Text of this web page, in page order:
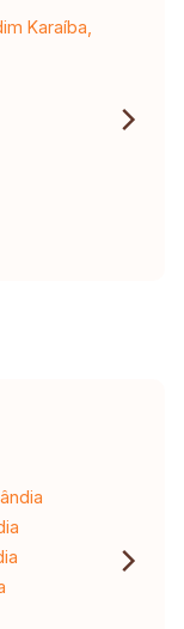
Karaíba,